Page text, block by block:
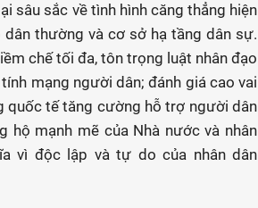
sâu sắc về tình hình căng thẳng hiện
dân thường và cơ sở hạ tầng dân sự.
chế tối đa, tôn trọng luật nhân đạo
mạng người dân; đánh giá cao vai
quốc tế tăng cường hỗ trợ người dân
hộ mạnh mẽ của Nhà nước và nhân
vì độc lập và tự do của nhân dân